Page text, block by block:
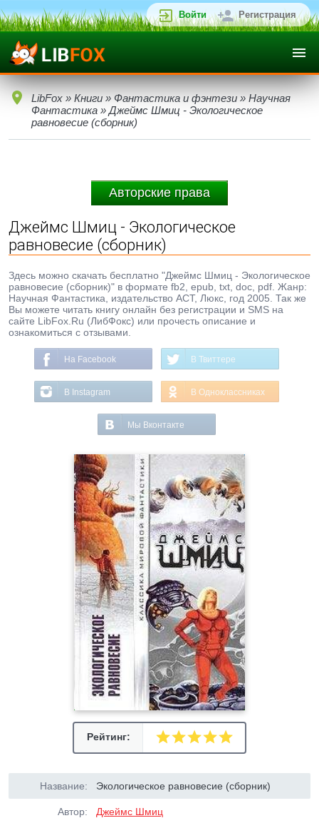
Войти Регистрация
LibFox » Книги » Фантастика и фэнтези » Научная
Фантастика » Джеймс Шмиц - Экологическое
равновесие (сборник)
Авторские права
Джеймс Шмиц - Экологическое
равновесие (сборник)
Здесь можно скачать бесплатно "Джеймс Шмиц - Экологическое
равновесие (сборник)" в формате fb2, epub, txt, doc, pdf. Жанр:
Научная Фантастика, издательство АСТ, Люкс, год 2005. Так же
Вы можете читать книгу онлайн без регистрации и SMS на
сайте LibFox.Ru (ЛибФокс) или прочесть описание и
ознакомиться с отзывами.
На Facebook В Твиттере
В Instagram В Одноклассниках
Мы Вконтакте
Рейтинг:
Название: Экологическое равновесие (сборник)
Автор: Джеймс Шмиц